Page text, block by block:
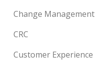
Change Management
CRC
Customer Experience